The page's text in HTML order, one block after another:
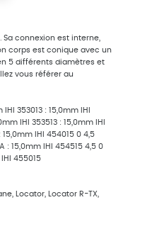
connexion est interne,
corps est conique avec un
5 différents diamètres et
vous référer au
353013 : 15,0mm IHI
IHI 353513 : 15,0mm IHI
15,0mm IHI 454015 0 4,5
: 15,0mm IHI 454515 4,5 0
IHI 455015
Locator, Locator R-TX,